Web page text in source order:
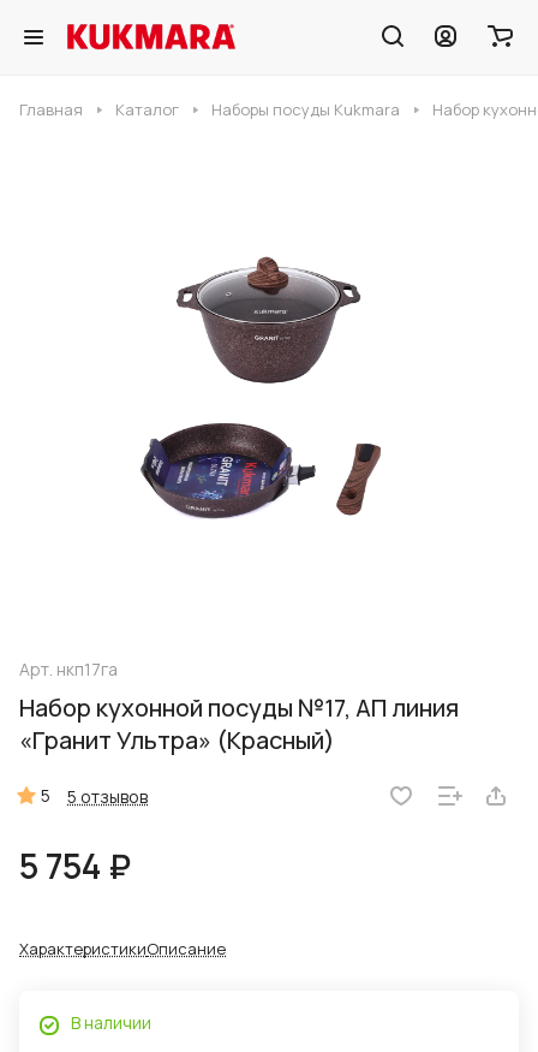
Главная Каталог Наборы посуды Kukmara Набор
Арт. нкп17га
Набор кухонной посуды №17, АП линия
«Гранит Ультра» (Красный)
5 5 отзывов
5 754 ₽
ХарактеристикиОписание
В наличии